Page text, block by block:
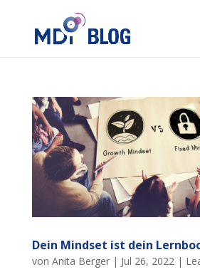
Dein Mindset ist dein
von Anita Berger| Jul 26, 2022 |